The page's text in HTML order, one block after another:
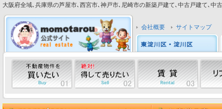
大阪府全域､兵庫県の芦屋市､西宮市､神戸市､尼崎市の新築戸建て､中古戸建て､中
会社概要 サイトマップ